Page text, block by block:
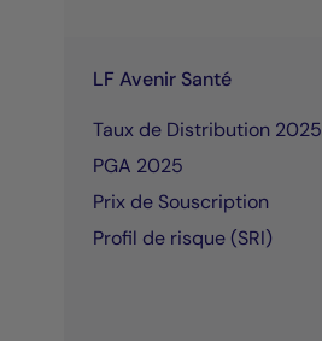
LF Avenir Santé
Taux de Distribution 2025
PGA 2025
Prix de Souscription
Profil de risque (SRI)